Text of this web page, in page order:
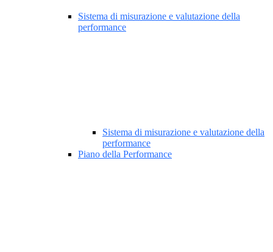
Sistema di misurazione e valutazione della
performance
Sistema di misurazione e valutazione della
performance
Piano della Performance